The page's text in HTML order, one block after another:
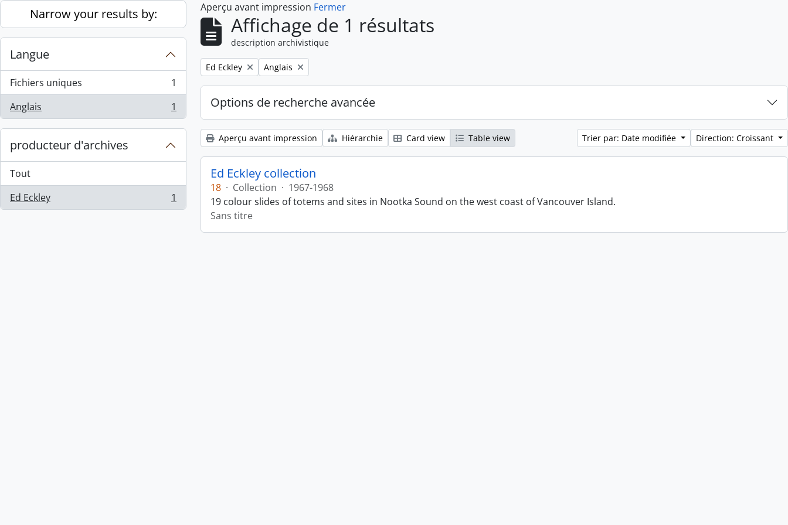
Skip to main content
Narrow your results by:
Langue
Fichiers uniques
, 1 résultats
1
Anglais
, 1 résultats 1
producteur d'archives
Tout
Ed Eckley
, 1 résultats 1
Aperçu avant impression Fermer
Affichage de 1 résultats
description archivistique
Remove filter:
Ed Eckley Remove filter:
Anglais
Options de recherche avancée
Aperçu avant impression Hiérarchie Card view Table view Trier par: Date modifiée Direction: Croissant
Ed Eckley collection
18 · Collection · 1967-1968
19 colour slides of totems and sites in Nootka Sound on the west coast of Vancouver Island.
Sans titre